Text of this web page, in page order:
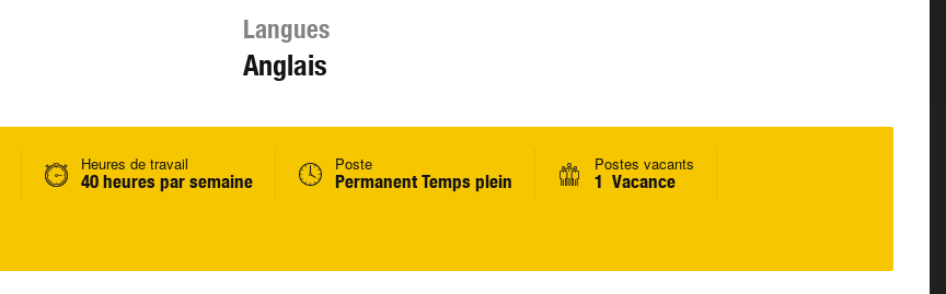
Langues
Anglais
Heures de travail
40 heures par semaine
Poste
Permanent Temps plein
Postes vacants
1 Vacance